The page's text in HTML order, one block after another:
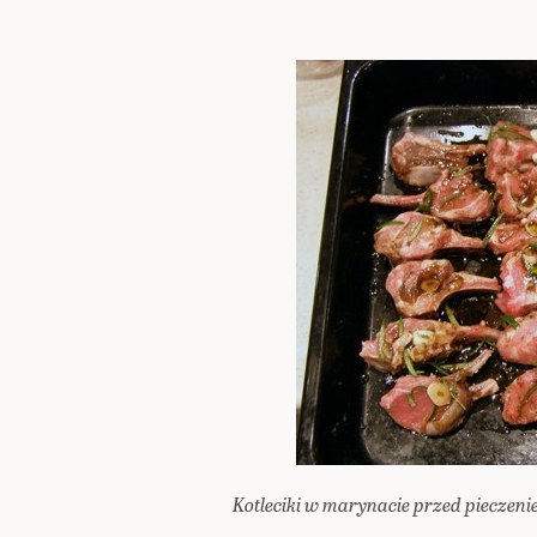
Kotleciki w marynacie przed